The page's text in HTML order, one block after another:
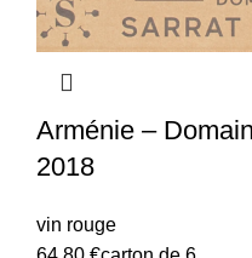
Arménie –
2018
vin rouge